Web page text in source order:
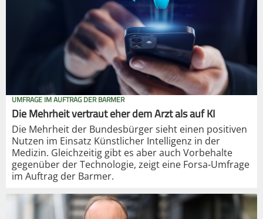
UMFRAGE IM AUFTRAG DER BARMER
Die Mehrheit vertraut eher dem Arzt als auf KI
Die Mehrheit der Bundesbürger sieht einen positiven
Nutzen im Einsatz Künstlicher Intelligenz in der
Medizin. Gleichzeitig gibt es aber auch Vorbehalte
gegenüber der Technologie, zeigt eine Forsa-Umfrage
im Auftrag der Barmer.